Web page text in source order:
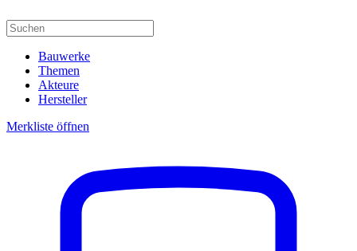
Bauwerke
Themen
Akteure
Hersteller
Merkliste öffnen